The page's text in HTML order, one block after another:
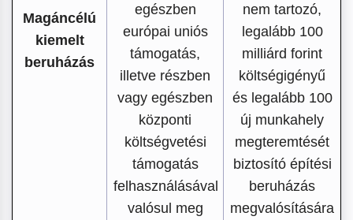
Magáncélú
kiemelt
beruházás
egészben
európai uniós
támogatás,
illetve részben
vagy egészben
központi
költségvetési
támogatás
felhasználásával
valósul meg
nem tartozó,
legalább 100
milliárd forint
költségigényű
és legalább 100
új munkahely
megteremtését
biztosító építési
beruházás
megvalósítására